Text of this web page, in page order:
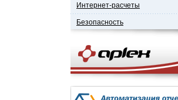
Интернет-расчеты
Безопасность